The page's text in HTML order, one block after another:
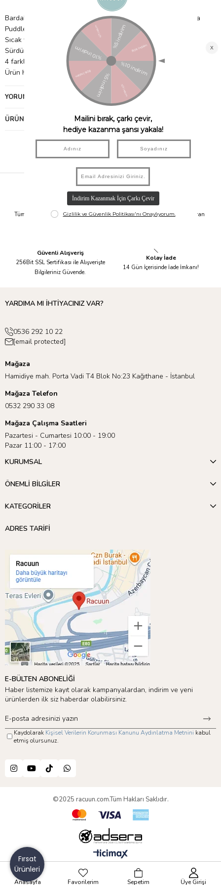
Bardaklar Peter Rabbit, Benjamin Bunny, Tom Kitten ve Jemima
Puddleduck'un tasarımlarına sahiptir.
Sıcak veya soğuk içecekler için uygundur.
Sürdürülebilir FSC kağıdından yapılmıştır.
4 farklı tasarımda 8'li paket
Ürün Hacmi: 256ml
YORUMLAR
ÜRÜN ÖNERILERI
Hızlı Kargo
Tüm Siparişleriniz Aynı Gün 14.00'a
Taksit İmkanı
Tüm Ürünlerde 6 Aya Kadar Varan
Güvenli Alışveriş
256Bit SSL Sertifikası ile Alışverişte
Bilgileriniz Güvende.
Kolay İade
14 Gün İçerisinde İade İmkanı!
YARDIMA MI İHTİYACINIZ VAR?
0536 292 10 22
[email protected]
Mağaza
Hamidiye mah. Porta Vadi T4 Blok No:23 Kağıthane - İstanbul
Mağaza Telefon
0532 290 33 08
Mağaza Çalışma Saatleri
Pazartesi - Cumartesi 10:00 - 19:00
Pazar 11:00 - 17:00
KURUMSAL
ÖNEMLİ BİLGİLER
KATEGORİLER
ADRES TARİFİ
E-BÜLTEN ABONELİĞİ
Haber listemize kayıt olarak kampanyalardan, indirim ve yeni
ürünlerden ilk siz haberdar olabilirsiniz.
Kaydolarak Kişisel Verilerin Korunması Kanunu Aydınlatma Metnini kabul
etmiş olursunuz.
©2025 racuun.com.Tüm Hakları Saklıdır.
Fırsat
Ürünleri
Anasayfa Favorilerim Sepetim Üye Girişi